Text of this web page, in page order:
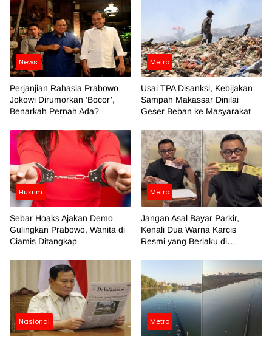
News
Perjanjian Rahasia Prabowo–
Jokowi Dirumorkan ‘Bocor’,
Benarkah Pernah Ada?
Metro
Usai TPA Disanksi, Kebijakan
Sampah Makassar Dinilai
Geser Beban ke Masyarakat
Hukrim
Sebar Hoaks Ajakan Demo
Gulingkan Prabowo, Wanita di
Ciamis Ditangkap
Metro
Jangan Asal Bayar Parkir,
Kenali Dua Warna Karcis
Resmi yang Berlaku di
Nasional Metro